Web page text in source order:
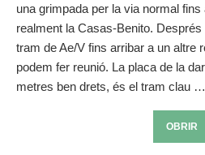
una grimpada per la via normal
realment la Casas-Benito. Després
tram de Ae/V fins arribar a un altre
podem fer reunió. La placa de la
metres ben drets, és el tram clau …
OBRIR